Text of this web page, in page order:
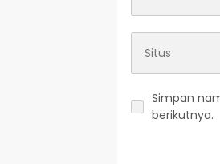
Simpan
berikutnya.